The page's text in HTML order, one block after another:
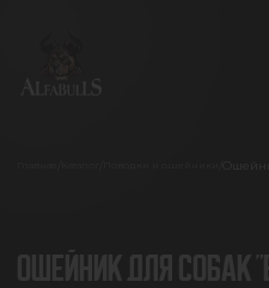
ОШЕЙНИК ДЛЯ СОБАК